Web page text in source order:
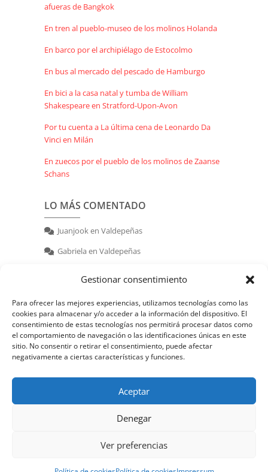
Gestionar consentimiento
Para ofrecer las mejores experiencias, utilizamos tecnologías como las
cookies para almacenar y/o acceder a la información del dispositivo. El
consentimiento de estas tecnologías nos permitirá procesar datos como
el comportamiento de navegación o las identificaciones únicas en este
sitio. No consentir o retirar el consentimiento, puede afectar
negativamente a ciertas características y funciones.
Aceptar
Denegar
Ver preferencias
afueras de Bangkok
En tren al pueblo-museo de los molinos Holanda
En barco por el archipiélago de Estocolmo
En bus al mercado del pescado de Hamburgo
En bici a la casa natal y tumba de William
Shakespeare en Stratford-Upon-Avon
Por tu cuenta a La última cena de Leonardo Da
Vinci en Milán
En zuecos por el pueblo de los molinos de Zaanse
Schans
LO MÁS COMENTADO
Juanjooken Valdepeñas
Gabriela en Valdepeñas